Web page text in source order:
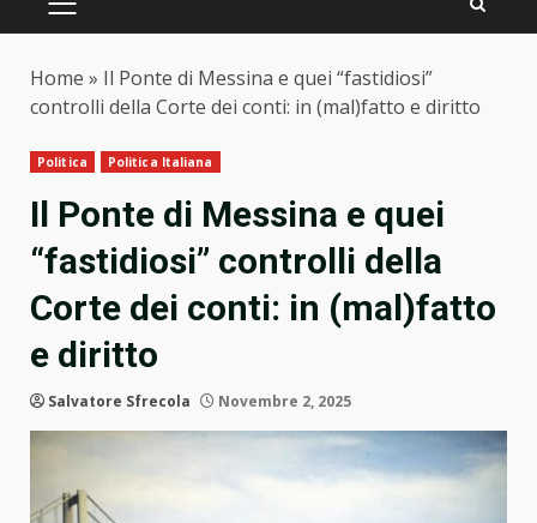
PRIMARY
Home » Il Ponte di Messina e quei “fastidiosi”
controlli della Corte dei conti: in (mal)fatto e diritto
Politica Politica Italiana
Il Ponte di Messina e quei
“fastidiosi” controlli della
Corte dei conti: in (mal)fatto
e diritto
Salvatore Sfrecola Novembre 2, 2025